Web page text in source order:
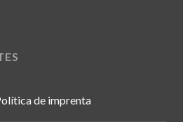
de imprenta